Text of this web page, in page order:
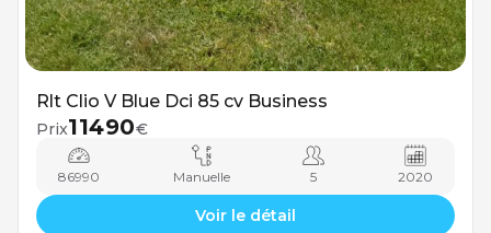
Rlt Clio V Blue Dci 85 cv Business
Prix11490€
86990 Manuelle 5 2020
Voir le détail